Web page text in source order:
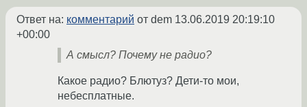
Ответ на: комментарий от dem 13.06.2019 20:19:10
+00:00
А смысл? Почему не радио?
Какое радио? Блютуз? Дети-то мои,
небесплатные.